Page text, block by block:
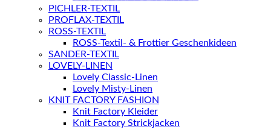
PICHLER-TEXTIL
PROFLAX-TEXTIL
ROSS-TEXTIL
ROSS-Textil- & Frottier Geschenkideen
SANDER-TEXTIL
LOVELY-LINEN
Lovely Classic-Linen
Lovely Misty-Linen
KNIT FACTORY FASHION
Knit Factory Kleider
Knit Factory Strickjacken